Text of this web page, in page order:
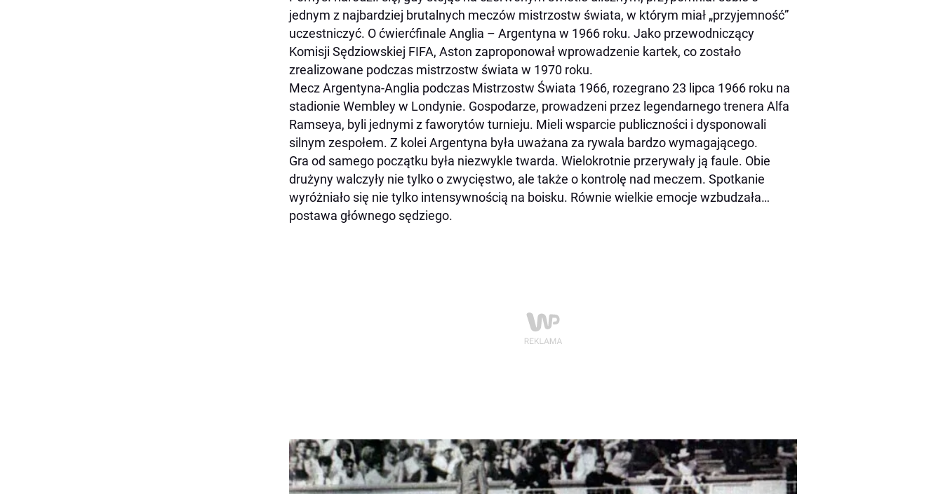
jednym z najbardziej brutalnych meczów mistrzostw świata, w którym miał „przyjemność”
uczestniczyć. O ćwierćfinale Anglia – Argentyna w 1966 roku. Jako przewodniczący
Komisji Sędziowskiej FIFA, Aston zaproponował wprowadzenie kartek, co zostało
zrealizowane podczas mistrzostw świata w 1970 roku.
Mecz Argentyna-Anglia podczas Mistrzostw Świata 1966, rozegrano 23 lipca 1966 roku na
stadionie Wembley w Londynie. Gospodarze, prowadzeni przez legendarnego trenera Alfa
Ramseya, byli jednymi z faworytów turnieju. Mieli wsparcie publiczności i dysponowali
silnym zespołem. Z kolei Argentyna była uważana za rywala bardzo wymagającego.
Gra od samego początku była niezwykle twarda. Wielokrotnie przerywały ją faule. Obie
drużyny walczyły nie tylko o zwycięstwo, ale także o kontrolę nad meczem. Spotkanie
wyróżniało się nie tylko intensywnością na boisku. Równie wielkie emocje wzbudzała…
postawa głównego sędziego.